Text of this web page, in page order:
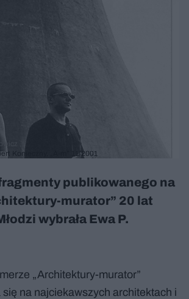
Konieczny, „A-m” 11/2001
publikowanego na
murator” 20 lat
wybrała Ewa P.
„Architektury-murator”
się na najciekawszych architektach i